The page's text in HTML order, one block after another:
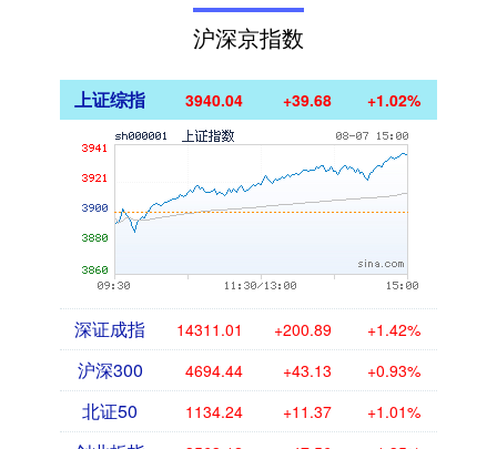
沪深京指数
上证综指 3940.04 +39.68 +1.02%
深证成指 14311.01 +200.89 +1.42%
沪深300 4694.44 +43.13 +0.93%
北证50 1134.24 +11.37 +1.01%